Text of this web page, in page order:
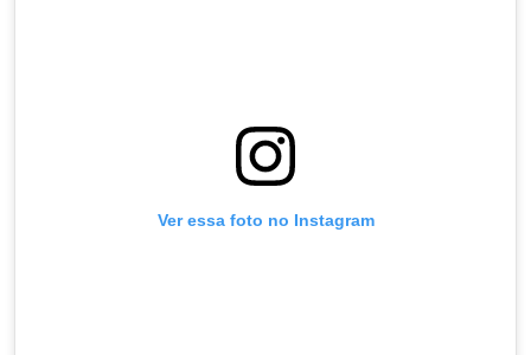
Ver essa foto no Instagram